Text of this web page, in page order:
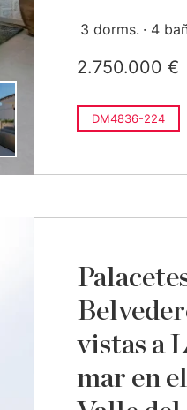
3 dorms. 4
2.750.000 €
DM4836-224
vistas a
mar en